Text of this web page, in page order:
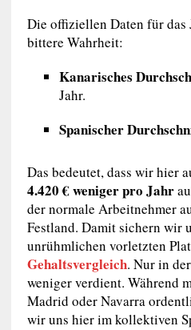
Die offiziellen Daten für das
bittere Wahrheit:
Kanarisches
Jahr.
Spanischer
Das bedeutet, dass wir hier
4.420 € weniger pro Jahr
der normale Arbeitnehmer
Festland. Damit sichern wir
unrühmlichen vorletzten
Gehaltsvergleich. Nur in
weniger verdient. Während
Madrid oder Navarra
wir uns hier im kollektiven